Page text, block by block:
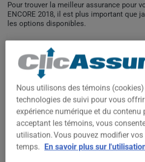
Pour trouver la meilleur assurance pour
ENCORE 2018, il est plus important que
les options disponibles.
900$
1 000$
1 100$
1 200$
1 300$
Nous utilisons des témoins (cookies)
technologies de suivi pour vous
expérience numérique et du contenu
acceptant les témoins, vous
utilisation. Vous pouvez modifier
temps. En savoir plus sur